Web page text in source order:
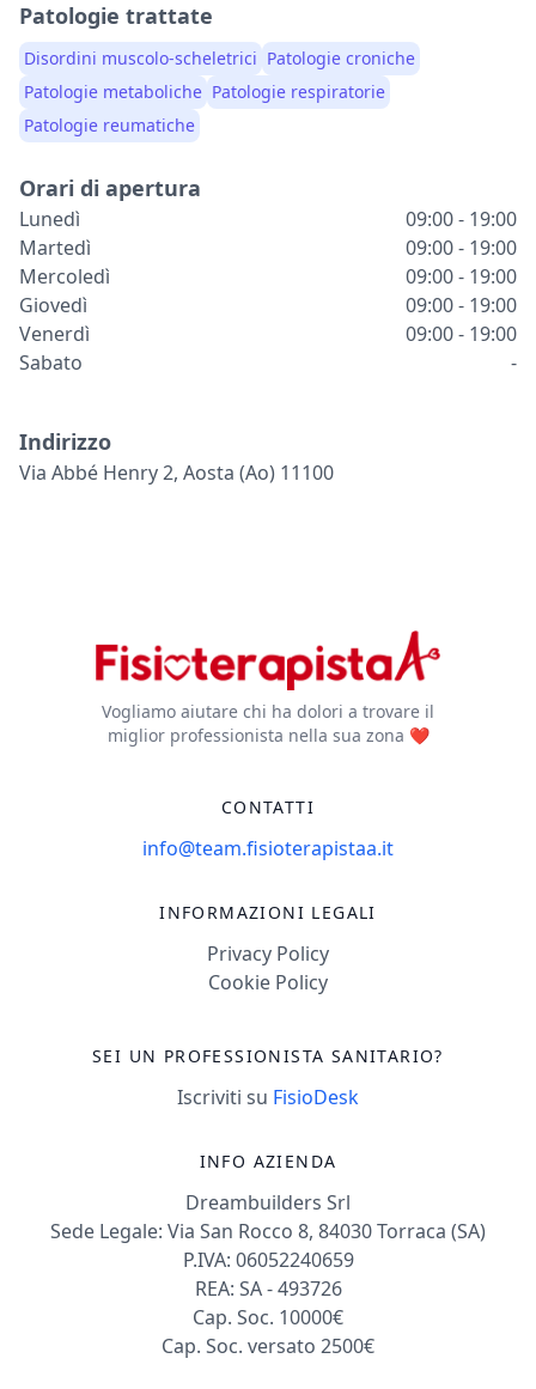
Patologie trattate
Disordini muscolo-scheletrici Patologie croniche
Patologie metaboliche Patologie respiratorie
Patologie reumatiche
Orari di apertura
Lunedì
09:00 - 19:00
Martedì
09:00 - 19:00
Mercoledì
09:00 - 19:00
Giovedì
09:00 - 19:00
Venerdì
09:00 - 19:00
Sabato
-
Indirizzo
Via Abbé Henry 2, Aosta (ao) 11100
Vogliamo aiutare chi ha dolori a trovare il
miglior professionista nella sua zona ❤️
CONTATTI
info@team.fisioterapistaa.it
INFORMAZIONI LEGALI
Privacy Policy
Cookie Policy
SEI UN PROFESSIONISTA SANITARIO?
Iscriviti su FisioDesk
INFO AZIENDA
Dreambuilders Srl
Sede Legale: Via San Rocco 8, 84030 Torraca (SA)
P.IVA: 06052240659
REA: SA - 493726
Cap. Soc. 10000€
Cap. Soc. versato 2500€